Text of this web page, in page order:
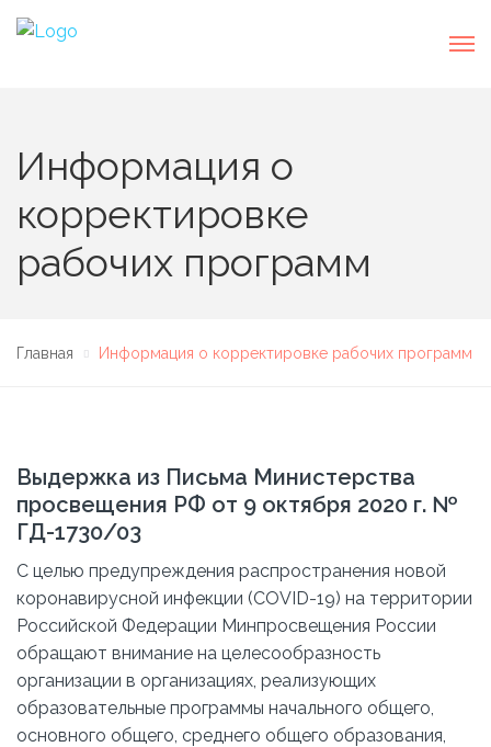
Информация о
корректировке
рабочих программ
Главная Информация о корректировке рабочих программ
Выдержка из Письма Министерства
просвещения РФ от 9 октября 2020 г. №
ГД-1730/03
С целью предупреждения распространения новой
коронавирусной инфекции (COVID-19) на территории
Российской Федерации Минпросвещения России
обращают внимание на целесообразность
организации в организациях, реализующих
образовательные программы начального общего,
основного общего, среднего общего образования,